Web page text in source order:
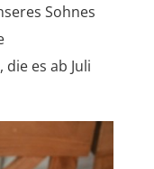
Sohnes
es ab Juli